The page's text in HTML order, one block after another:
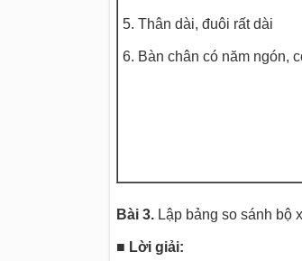
5. Thân dài, đuôi rất dài
6. Bàn chân có năm ngón,
Bài 3.Lập bảng so sánh bộ
■ Lời giải: